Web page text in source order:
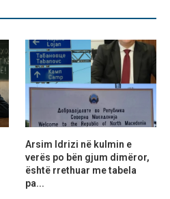
Arsim Idrizi në kulmin e
verës po bën gjum dimëror,
është rrethuar me tabela
pa...